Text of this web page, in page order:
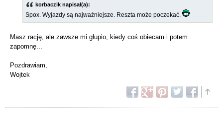
korbaczik napisał(a):
Spox. Wyjazdy są najważniejsze. Reszta może poczekać.
Masz rację, ale zawsze mi głupio, kiedy coś obiecam i potem
zapomnę...
Pozdrawiam,
Wojtek